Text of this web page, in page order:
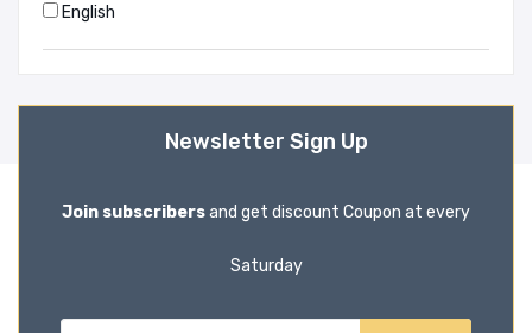
সুবলচন্দ্র মিত্র
সেলিনা হোসেন
হাফিয মাওলানা ছাদিকুর রহমান
English
Newsletter Sign Up
Join subscribersand get discount Coupon at every
Saturday